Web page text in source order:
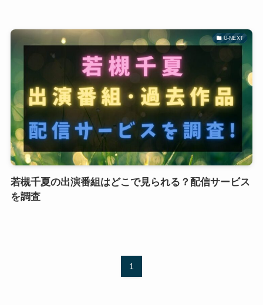
U-NEXT
若槻千夏の出演番組はどこで見られる？配信サービス
を調査
1